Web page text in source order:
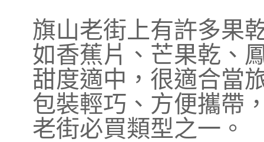
旗山老街上有許多果
如香蕉片、芒果乾、
甜度適中，很適合當
包裝輕巧、方便攜帶
老街必買類型之一。